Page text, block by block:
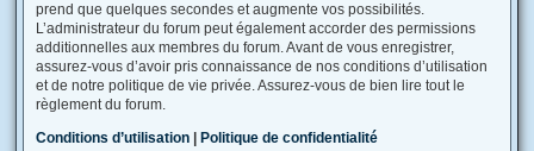
prend que quelques secondes et augmente vos possibilités.
L’administrateur du forum peut également accorder des permissions
additionnelles aux membres du forum. Avant de vous enregistrer,
assurez-vous d’avoir pris connaissance de nos conditions d’utilisation
et de notre politique de vie privée. Assurez-vous de bien lire tout le
règlement du forum.
Conditions d’utilisation | Politique de confidentialité